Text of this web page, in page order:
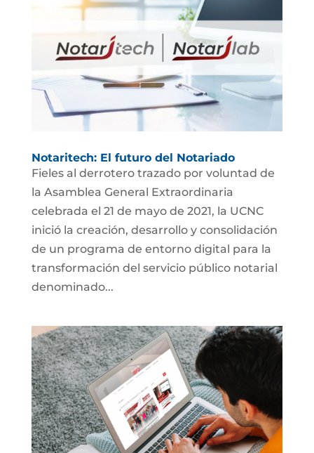
Notaritech: El futuro del Notariado
Fieles al derrotero trazado por voluntad de
la Asamblea General Extraordinaria
celebrada el 21 de mayo de 2021, la UCNC
inició la creación, desarrollo y consolidación
de un programa de entorno digital para la
transformación del servicio público notarial
denominado...